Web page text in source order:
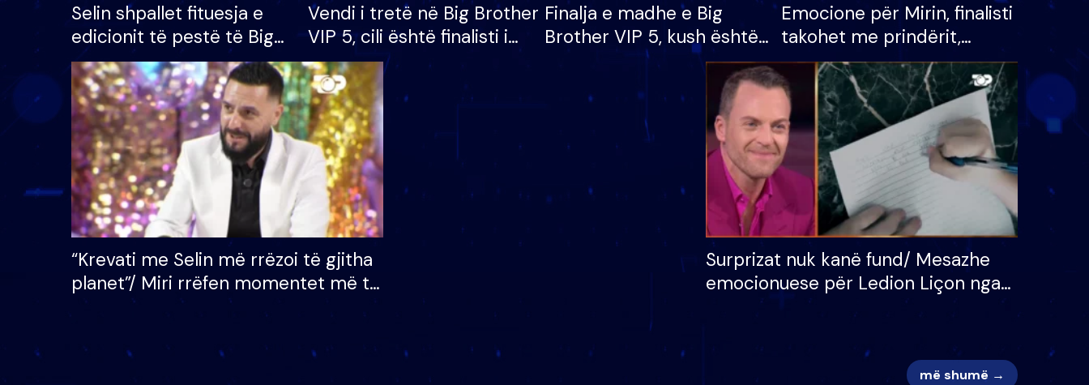
Selin shpallet fituesja e
edicionit të pestë të Big
Brother VIP, rrëmben
çmimin e madh prej 100
mijë eurosh
Vendi i tretë në Big Brother
VIP 5, cili është finalisti i
radhës që lë shtëpinë
Finalja e madhe e Big
Brother VIP 5, kush është
banori i parë që lë shtëpinë
dhe humb mundësinë për
të fituar çmimin e madh
Emocione për Mirin, finalisti
takohet me prindërit,
vajzën dhe bashkëshorten:
S’kemi ndonjë letër divorci
apo jo?
“Krevati me Selin më rrëzoi të gjitha
planet”/ Miri rrëfen momentet më të
bukura në shtëpinë e BB VIP: Do më
Surprizat nuk kanë fund/ Mesazhe
emocionuese për Ledion Liçon nga
nëna dhe fëmijët e tij, moderatori
më shumë →